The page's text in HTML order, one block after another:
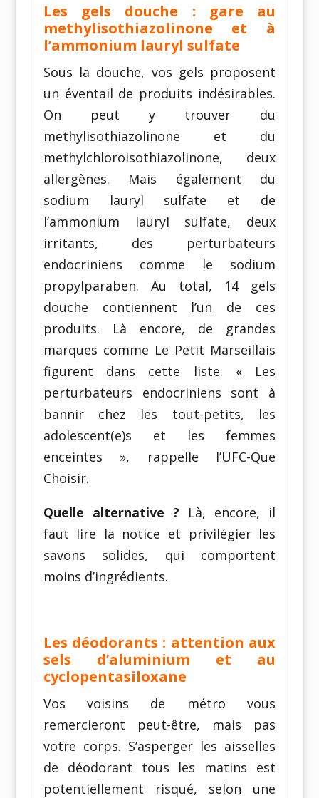
Les gels douche : gare au
methylisothiazolinone et à
l’ammonium lauryl sulfate
Sous la douche, vos gels proposent
un éventail de produits indésirables.
On peut y trouver du
methylisothiazolinone et du
methylchloroisothiazolinone, deux
allergènes. Mais également du
sodium lauryl sulfate et de
l’ammonium lauryl sulfate, deux
irritants, des perturbateurs
endocriniens comme le sodium
propylparaben. Au total, 14 gels
douche contiennent l’un de ces
produits. Là encore, de grandes
marques comme Le Petit Marseillais
figurent dans cette liste. « Les
perturbateurs endocriniens sont à
bannir chez les tout-petits, les
adolescent(e)s et les femmes
enceintes », rappelle l’UFC-Que
Choisir.
Quelle alternative ? Là, encore, il
faut lire la notice et privilégier les
savons solides, qui comportent
moins d’ingrédients.
Les déodorants : attention aux
sels d’aluminium et au
cyclopentasiloxane
Vos voisins de métro vous
remercieront peut-être, mais pas
votre corps. S’asperger les aisselles
de déodorant tous les matins est
potentiellement risqué, selon une